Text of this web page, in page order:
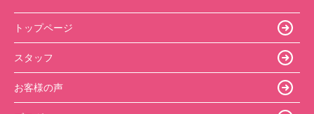
トップページ
スタッフ
お客様の声